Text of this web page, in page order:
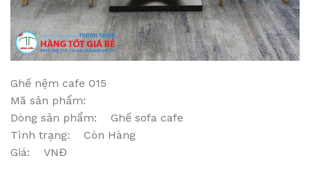
Ghế nệm cafe 015
Mã sản phẩm:
Dòng sản phẩm: Ghế sofa cafe
Tình trạng: Còn Hàng
Giá: VNĐ